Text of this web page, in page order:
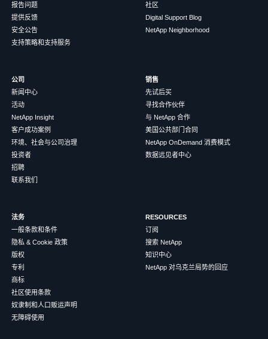
报告问题
提供反馈
安全公告
支持策略和支持服务
社区
Digital Support Blog
NetApp Neighborhood
公司
新闻中心
活动
NetApp Insight
客户成功案例
环境、社会与公司治理
投资者
招聘
联系我们
销售
先试后买
寻找合作伙伴
与 NetApp 合作
美国公共部门合同
NetApp OnDemand 消费模式
数据远见者中心
法务
一般条款和条件
隐私 & Cookie 政策
版权
专利
商标
社区使用条款
奴隶制和人口贩运声明
无障碍使用
RESOURCES
订阅
搜索 NetApp
知识中心
NetApp 对乌克兰局势的回应